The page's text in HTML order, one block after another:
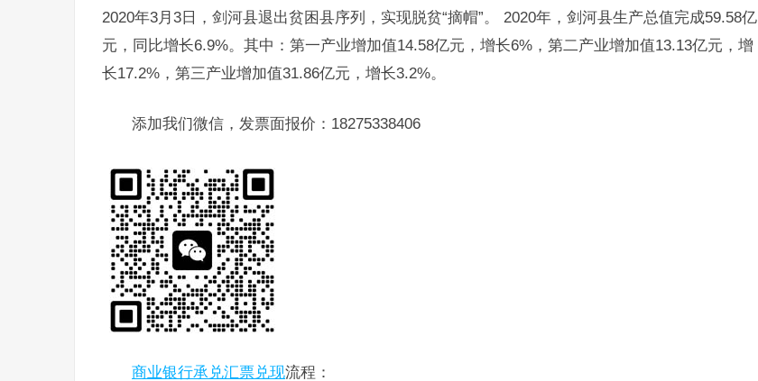
2020年3月3日，剑河县退出贫困县序列，实现脱贫“摘帽”。 2020年，剑河县生产总值完成59.58亿
元，同比增长6.9%。其中：第一产业增加值14.58亿元，增长6%，第二产业增加值13.13亿元，增
长17.2%，第三产业增加值31.86亿元，增长3.2%。
添加我们微信，发票面报价：18275338406
商业银行承兑汇票兑现流程：